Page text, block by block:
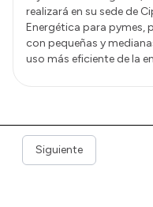
realizará en su sede de
Energética para pymes,
con pequeñas y
uso más eficiente de la
Siguiente